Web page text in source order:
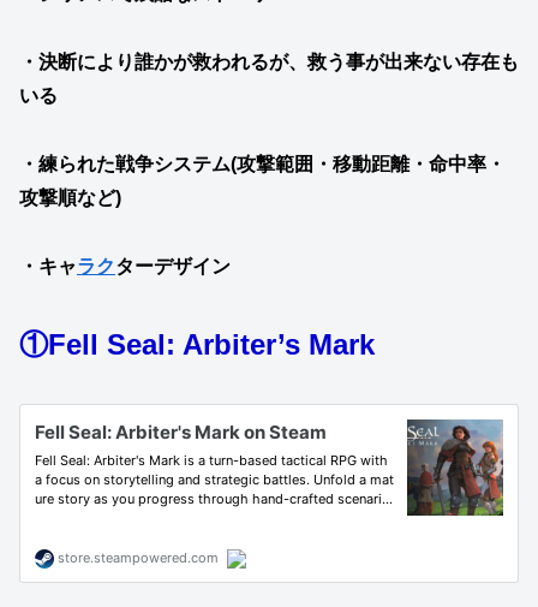
・決断により誰かが救われるが、救う事が出来ない存在も
いる
・練られた戦争システム(攻撃範囲・移動距離・命中率・
攻撃順など)
・キャラクターデザイン
①Fell Seal: Arbiter’s Mark